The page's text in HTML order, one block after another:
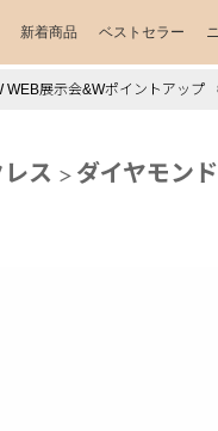
新着商品 ベストセラー
ルアクセ） ＃
WEB展示会&Wポイントアップ
ス
ダイヤモン